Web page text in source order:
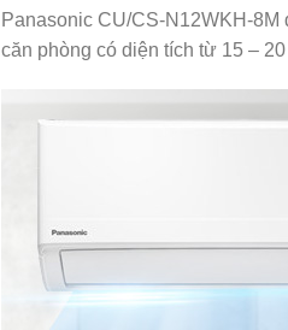
Panasonic CU/CS-N12WKH-
căn phòng có diện tích từ 15 –